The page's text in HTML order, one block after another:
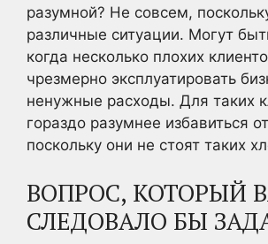
разумной? Не совсем,
различные ситуации. Могут
когда несколько плохих
чрезмерно эксплуатировать
ненужные расходы. Для таких
гораздо разумнее избавиться
поскольку они не стоят таких
ВОПРОС, КОТОРЫЙ
СЛЕДОВАЛО БЫ